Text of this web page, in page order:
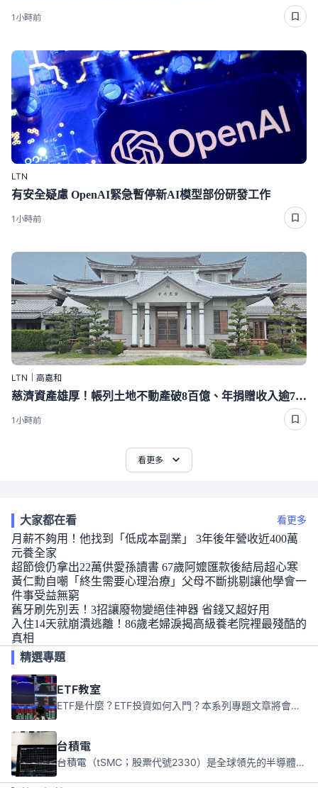
1小時前
LTN
有安全疑慮 OpenAI緊急暫停新AI模型部份研發工作
1小時前
LTN｜高嘉和
慈濟資產雄厚！帳列土地不動產破8百億、年捐贈收入逾70億
1小時前
看更多
大家都在看 看更多
月薪不夠用！他找到「低成本副業」 3年後年營收近400萬
元養全家
超節儉仍拿出22萬供愛孫讀書 67歲阿嬤匯款後結局超心寒
黃仁勳自嘲「終生需要心理治療」父母不斷挑剔讓他學會一
件事受益無窮
舊牙刷先別丟！3招讓廢物變絕佳神器 省錢又超好用
入住14天就崩潰逃離！86歲老婦淚揭高級養老院裡最殘酷的
真相
精選專題
ETF教室
ETF是什麼？ETF投資如何入門？本系列專題文章將會告訴你新手必須知道的ETF基礎知識。
台積電
台積電（tSMC；股票代號2330）是全球領先的半導體代工公司，成立於1987年，總部位於台灣新竹。且已於美國、日本、德國及中國設廠，台積電是全球首家專業積體電路製造服務公司，也是全球最先進和最大規模的半導體代工廠。